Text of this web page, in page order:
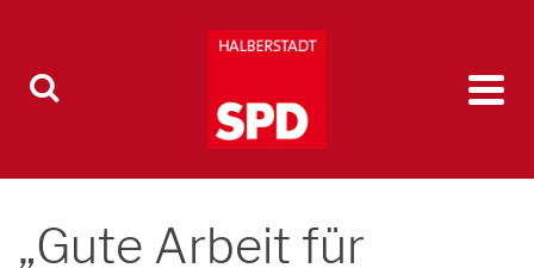
„Gute Arbeit für